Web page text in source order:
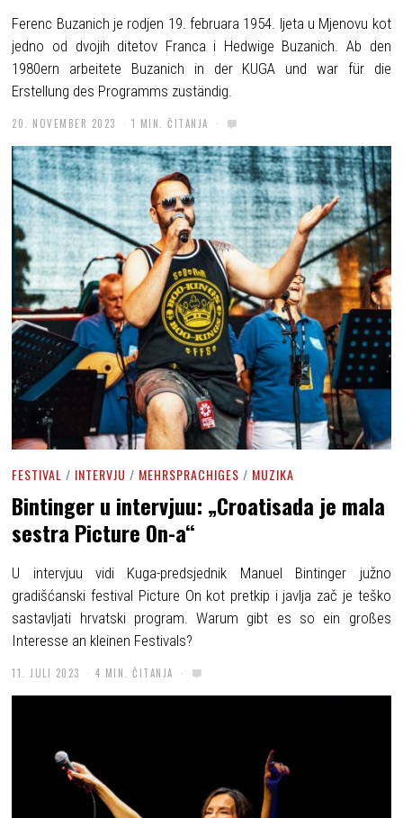
Ferenc Buzanich je rodjen 19. februara 1954. ljeta u Mjenovu kot
jedno od dvojih ditetov Franca i Hedwige Buzanich. Ab den
1980ern arbeitete Buzanich in der KUGA und war für die
Erstellung des Programms zuständig.
20. NOVEMBER 2023 1 MIN. ČITANJA
FESTIVAL / INTERVJU / MEHRSPRACHIGES / MUZIKA
Bintinger u intervjuu: „Croatisada je mala
sestra Picture On-a“
U intervjuu vidi Kuga-predsjednik Manuel Bintinger južno
gradišćanski festival Picture On kot pretkip i javlja zač je teško
sastavljati hrvatski program. Warum gibt es so ein großes
Interesse an kleinen Festivals?
11. JULI 2023 4 MIN. ČITANJA